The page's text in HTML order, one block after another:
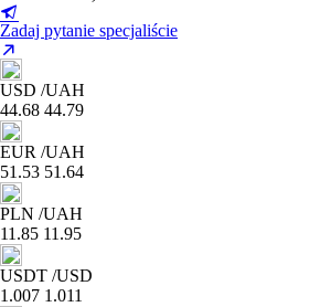
Zadaj pytanie specjaliście
USD /UAH
44.68 44.79
EUR /UAH
51.53 51.64
PLN /UAH
11.85 11.95
USDT /USD
1.007 1.011